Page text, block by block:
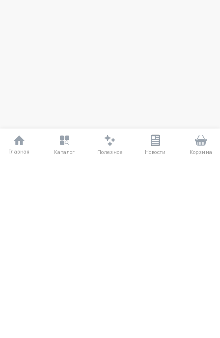
Главная Каталог Полезное Новости Корзина